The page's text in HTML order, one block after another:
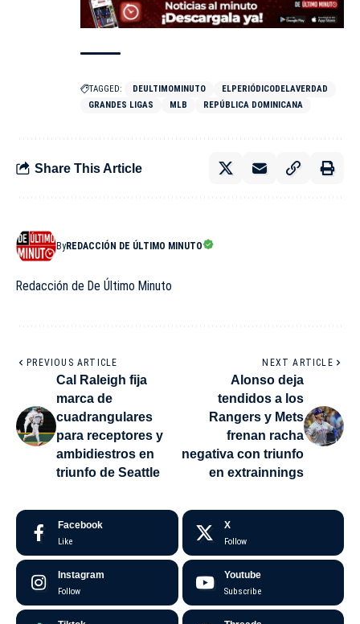
TAGGED: DEULTIMOMINUTO
ELPERIÓDICODELAVERDAD
GRANDES LIGAS
MLB REPÚBLICA DOMINICANA
Share This Article
ByREDACCIÓN DE ÚLTIMO MINUTO
Redacción de De Último Minuto
PREVIOUS ARTICLE
Cal Raleigh fija
marca de
cuadrangulares
para receptores y
ambidiestros en
triunfo de Seattle
NEXT ARTICLE
Alonso deja
tendidos a los
Rangers y Mets
frenan racha
negativa con triunfo
en extrainnings
Facebook
Like
X
Follow
Instagram
Follow
Youtube
Subscribe